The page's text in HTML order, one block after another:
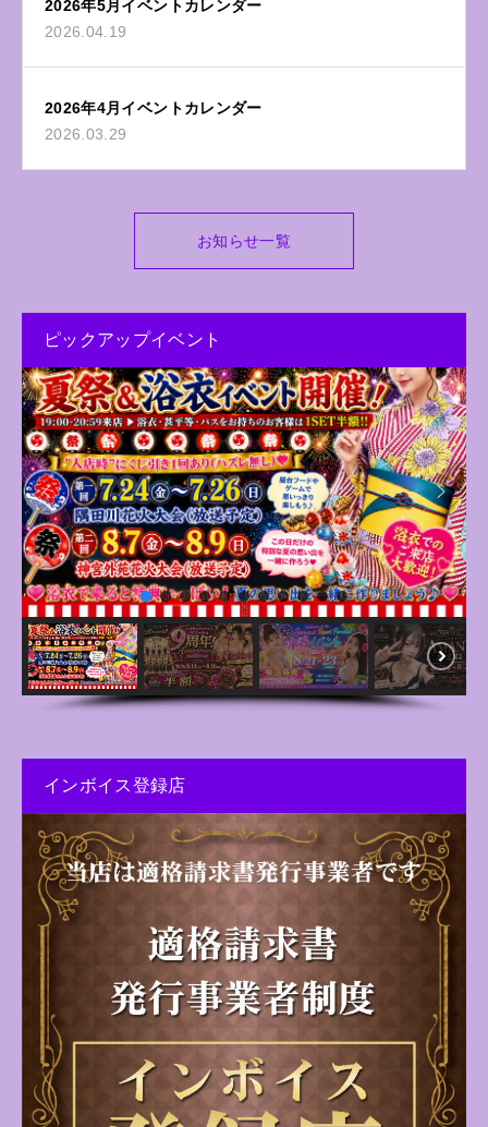
2026年5月イベントカレンダー
2026.04.19
2026年4月イベントカレンダー
2026.03.29
お知らせ一覧
ピックアップイベント
インボイス登録店